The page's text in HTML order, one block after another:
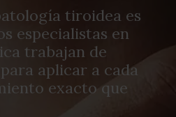
tiroidea es
especialistas en
trabajan de
aplicar a cada
exacto que